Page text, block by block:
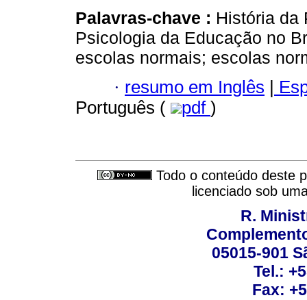
Palavras-chave : História da
Psicologia da Educação no
escolas normais; escolas
· resumo em Inglês |
Português (
pdf )
Todo o conteúdo deste
licenciado sob
R.
05015-901
Tel.:
Fax: